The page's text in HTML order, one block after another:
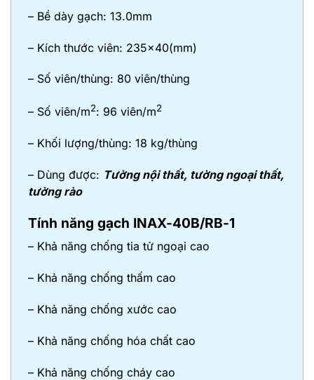
– Bề dày gạch: 13.0mm
– Kích thước viên: 235×40(mm)
– Số viên/thùng: 80 viên/thùng
– Số viên/m2: 96 viên/m2
– Khối lượng/thùng: 18 kg/thùng
– Dùng được: Tường nội thất, tường ngoại thất,
tường rào
Tính năng gạch INAX-40B/RB-1
– Khả năng chống tia tử ngoại cao
– Khả năng chống thấm cao
– Khả năng chống xước cao
– Khả năng chống hóa chất cao
– Khả năng chống cháy cao